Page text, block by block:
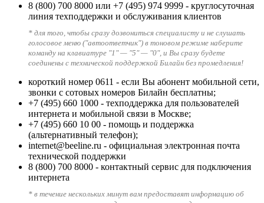
8 (800) 700 8000 или +7 (495) 974 9999 - круглосуточная
линия техподдержки и обслуживания клиентов
* для того, чтобы сразу дозвониться специалисту и не слушать
голосовое меню ("автоответчик") в тоновом режиме наберите
команду на клавиатуре "1" — "5" — "0", и Вы сразу будете
соединены с технической поддержкой Билайн без промедления!
короткий номер 0611 - если Вы абонент мобильной сети,
звонки с сотовых номеров Билайн бесплатны;
+7 (495) 660 1000 - техподдержка для пользователей
интернета и мобильной связи в Москве;
+7 (495) 660 10 00 - помощь и поддержка
(альтернативный телефон);
internet@beeline.ru - официальная электронная почта
технической поддержки
8 (800) 700 8000 - контактный сервис для подключения
интернета
* в течение нескольких минут вам предоставят информацию об